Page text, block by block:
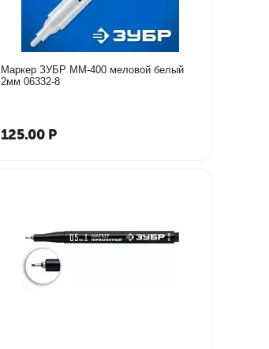
Маркер ЗУБР ММ-400 меловой белый
2мм 06332-8
125.00 Р